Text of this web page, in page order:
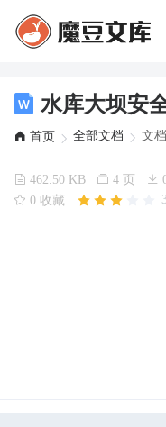
水库大坝安
首页 全部文档 文
462.50 KB 4 页
0 收藏